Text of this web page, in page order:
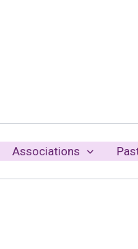
Associations